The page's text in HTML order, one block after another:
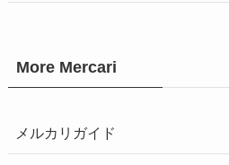
More Mercari
メルカリガイド